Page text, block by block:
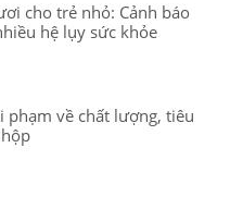
cho trẻ nhỏ: Cảnh báo
hệ lụy sức khỏe
phạm về chất lượng, tiêu